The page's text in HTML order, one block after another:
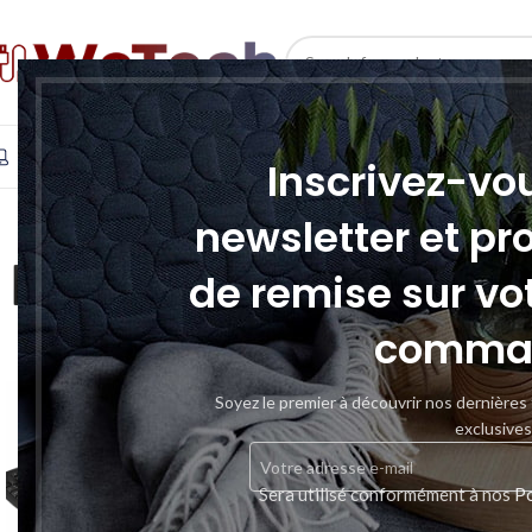
Inscrivez-
newsletter et
de remise sur
Soyez le premier à découvrir nos
exclusives
Sera utilisé conformément à nos
SELECT CATEGORY
INFORMATIQUE TÉLÉPHONIE & TABLETTE STOCKAGE